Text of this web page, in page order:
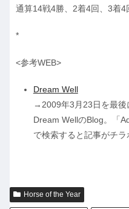
通算14戦4勝、2着4回、3着4
*
<参考WEB>
Dream Well
→2009年3月23日を最後
Dream WellのBlog。「
で検索すると記事がチラ
Horse of the Year